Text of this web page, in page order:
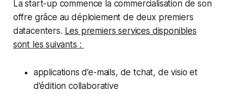
La start-up commence la commercialisation de son
offre grâce au déploiement de deux premiers
datacenters. Les premiers services disponibles
sont les suivants :
applications d’e-mails, de tchat, de visio et
d’édition collaborative